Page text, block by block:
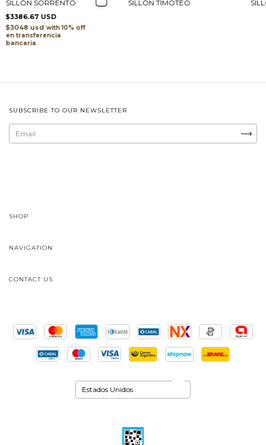
SILLÓN SORRENTO
$3386.67 USD
$3048 usdwith
transferencia
bancaria
SILLÓN TIMOTEO
SUBSCRIBE TO OUR NEWSLETTER
SHOP
NAVIGATION
CONTACT US